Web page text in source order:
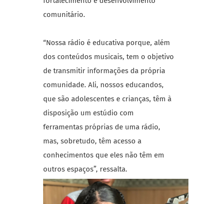
comunitário.
“Nossa rádio é educativa porque, além
dos conteúdos musicais, tem o objetivo
de transmitir informações da própria
comunidade. Ali, nossos educandos,
que são adolescentes e crianças, têm à
disposição um estúdio com
ferramentas próprias de uma rádio,
mas, sobretudo, têm acesso a
conhecimentos que eles não têm em
outros espaços”, ressalta.